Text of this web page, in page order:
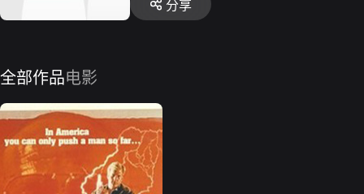
分享
全部作品电影